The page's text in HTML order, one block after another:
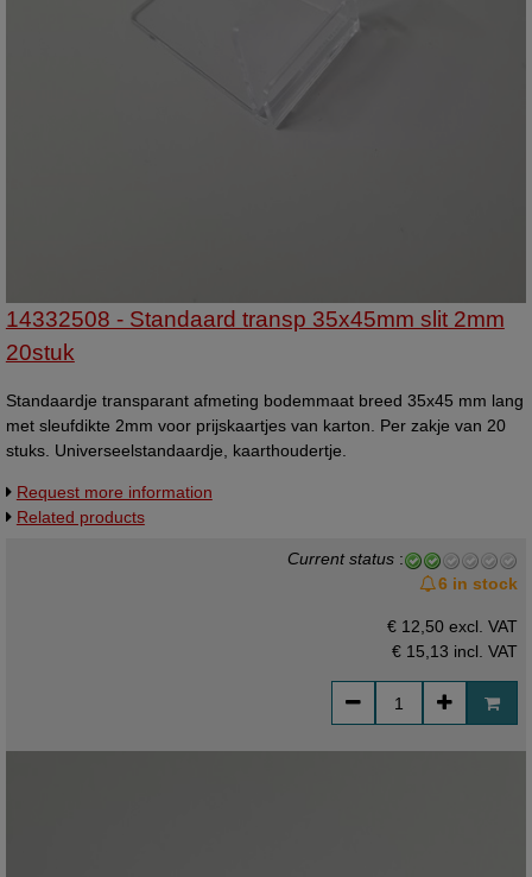
14332508 - Standaard transp 35x45mm slit 2mm
20stuk
Standaardje transparant afmeting bodemmaat breed 35x45 mm lang
met sleufdikte 2mm voor prijskaartjes van karton. Per zakje van 20
stuks. Universeelstandaardje, kaarthoudertje.
Request more information
Related products
Current status :
6 in stock
€ 12,50 excl. VAT
€ 15,13 incl. VAT